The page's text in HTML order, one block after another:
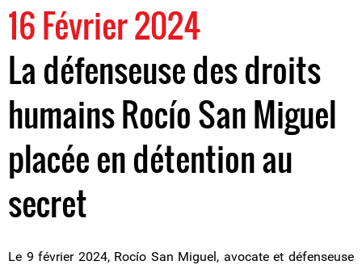
16 Février 2024
La défenseuse des droits
humains Rocío San Miguel
placée en détention au
secret
Le 9 février 2024, Rocío San Miguel, avocate et défenseuse